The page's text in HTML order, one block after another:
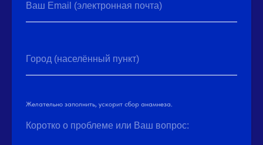
Ваш Email (электронная почта)
Город (населённый пункт)
Желательно заполнить, ускорит сбор анамнеза.
Коротко о проблеме или Ваш вопрос: